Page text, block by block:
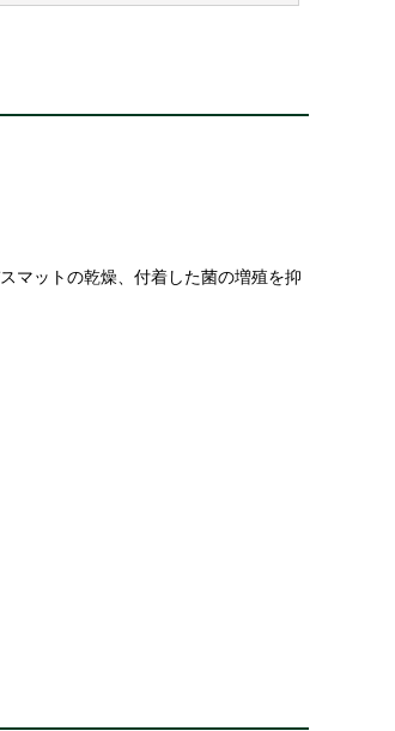
マットの乾燥、付着した菌の増殖を抑